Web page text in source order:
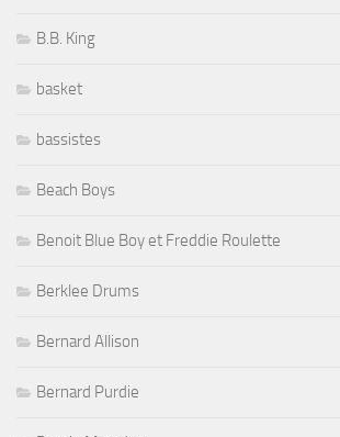
B.B. King
basket
bassistes
Beach Boys
Benoit Blue Boy et Freddie Roulette
Berklee Drums
Bernard Allison
Bernard Purdie